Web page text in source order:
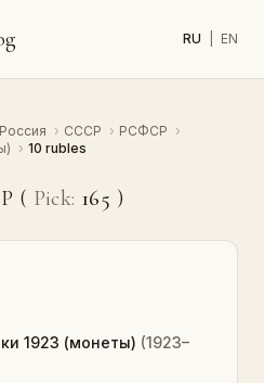
RU EN
Россия › СССР › РСФСР ›
› 10 rubles
( Pick: 165 )
1923 (монеты) (1923–